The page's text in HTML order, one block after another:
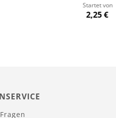
Startet von
2,25 €